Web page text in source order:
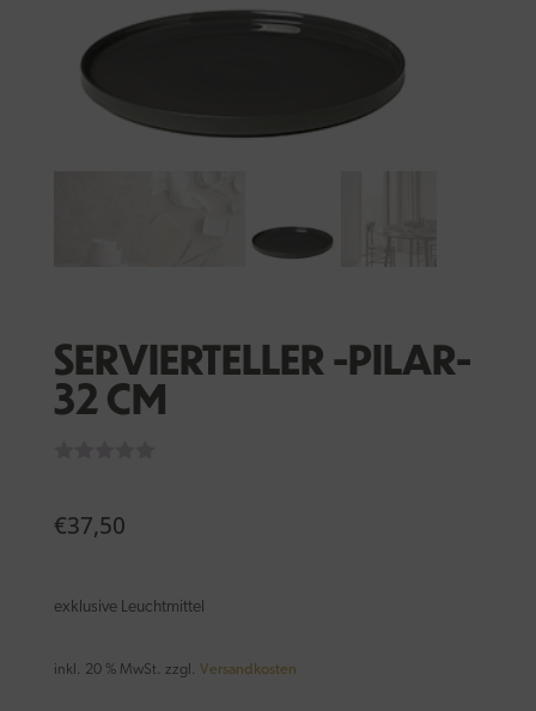
SERVIERTELLER -PILAR-
32 CM
€37,50
exklusive Leuchtmittel
inkl. 20 % MwSt. zzgl. Versandkosten